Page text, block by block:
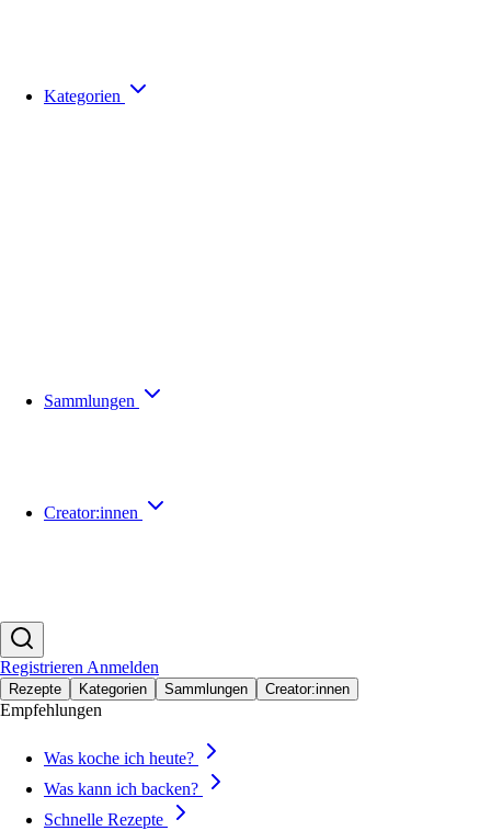
Kategorien
Sammlungen
Creator:innen
Registrieren Anmelden
Rezepte Kategorien Sammlungen Creator:innen
Empfehlungen
Was koche ich heute?
Was kann ich backen?
Schnelle Rezepte